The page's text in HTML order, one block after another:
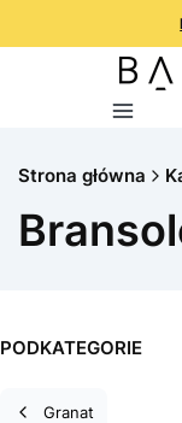
Menu
Strona główna
PODKATEGORIE
Granat